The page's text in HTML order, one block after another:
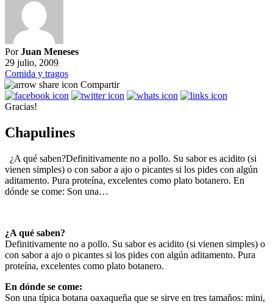
PorJuan Meneses
29 julio, 2009
Comida y tragos
Compartir
Gracias!
Chapulines
¿A qué saben?Definitivamente no a pollo. Su sabor es acidito (si
vienen simples) o con sabor a ajo o picantes si los pides con algún
aditamento. Pura proteína, excelentes como plato botanero. En
dónde se come: Son una…
¿A qué saben?
Definitivamente no a pollo. Su sabor es acidito (si vienen simples) o
con sabor a ajo o picantes si los pides con algún aditamento. Pura
proteína, excelentes como plato botanero.
En dónde se come:
Son una típica botana oaxaqueña que se sirve en tres tamaños: mini,